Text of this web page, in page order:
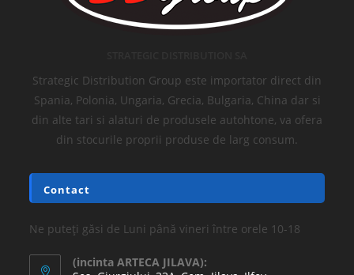
Strategic Distribution Group este importator direct din
Spania, Polonia, Ungaria, Grecia, Bulgaria, China dar si
din alte tari si alaturi de produsele autohtone, va ofera
din stocurile proprii produse de larg consum.
Contact
Ne puteți găsi de Luni până vineri între orele 10-18
(incinta ARTECA JILAVA):